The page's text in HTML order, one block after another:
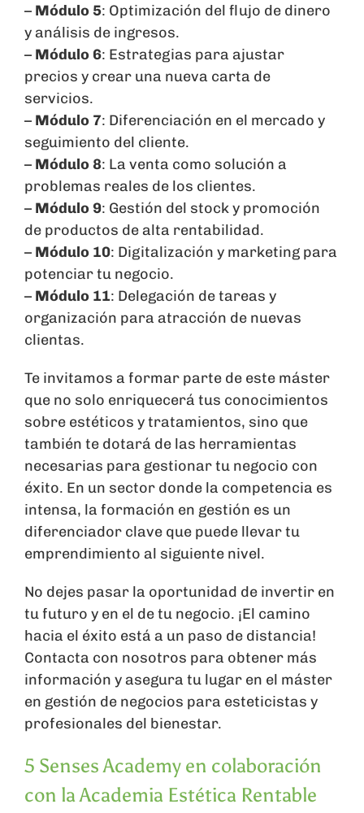
– Módulo 5: Optimización del flujo de dinero
y análisis de ingresos.
– Módulo 6: Estrategias para ajustar
precios y crear una nueva carta de
servicios.
– Módulo 7: Diferenciación en el mercado y
seguimiento del cliente.
– Módulo 8: La venta como solución a
problemas reales de los clientes.
– Módulo 9: Gestión del stock y promoción
de productos de alta rentabilidad.
– Módulo 10: Digitalización y marketing para
potenciar tu negocio.
– Módulo 11: Delegación de tareas y
organización para atracción de nuevas
clientas.
Te invitamos a formar parte de este máster
que no solo enriquecerá tus conocimientos
sobre estéticos y tratamientos, sino que
también te dotará de las herramientas
necesarias para gestionar tu negocio con
éxito. En un sector donde la competencia es
intensa, la formación en gestión es un
diferenciador clave que puede llevar tu
emprendimiento al siguiente nivel.
No dejes pasar la oportunidad de invertir en
tu futuro y en el de tu negocio. ¡El camino
hacia el éxito está a un paso de distancia!
Contacta con nosotros para obtener más
información y asegura tu lugar en el máster
en gestión de negocios para esteticistas y
profesionales del bienestar.
5 Senses Academy en colaboración
con la Academia Estética Rentable